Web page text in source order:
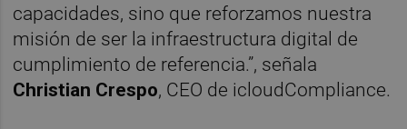
capacidades, sino que reforzamos nuestra
misión de ser la infraestructura digital de
cumplimiento de referencia.”, señala
Christian Crespo, CEO de icloudCompliance.